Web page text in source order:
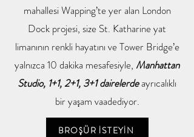
mahallesi Wapping’te yer alan London
Dock projesi, size St. Katharine yat
limanının renkli hayatını ve Tower Bridge’e
yalnızca 10 dakika mesafesiyle, Manhattan
Studio, 1+1, 2+1, 3+1 dairelerdeayrıcalıklı
bir yaşam vaadediyor.
BROŞÜR İSTEYİN